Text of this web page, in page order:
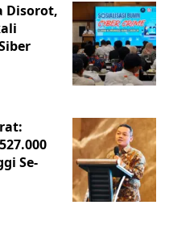
Disorot,
Se-